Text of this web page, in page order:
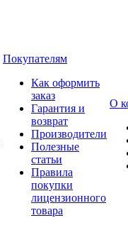
Покупателям
Как оформить
заказ
Гарантия и
возврат
Производители
Полезные
статьи
Правила
покупки
лицензионного
товара
О